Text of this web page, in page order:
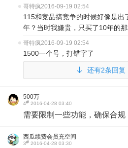
哥特疯2016-09-19 02:54
115和竞品搞竞争的时候好像是
年？当时我嫌贵，只买了10年的那
哥特疯2016-09-19 02:54
1500一个号，打错字了
还有2条回复
500万
4# 2016-04-28 03:40
需要限制一些功能，确保合规
西瓜续费会员充空间
3# 2016-04-28 03:30